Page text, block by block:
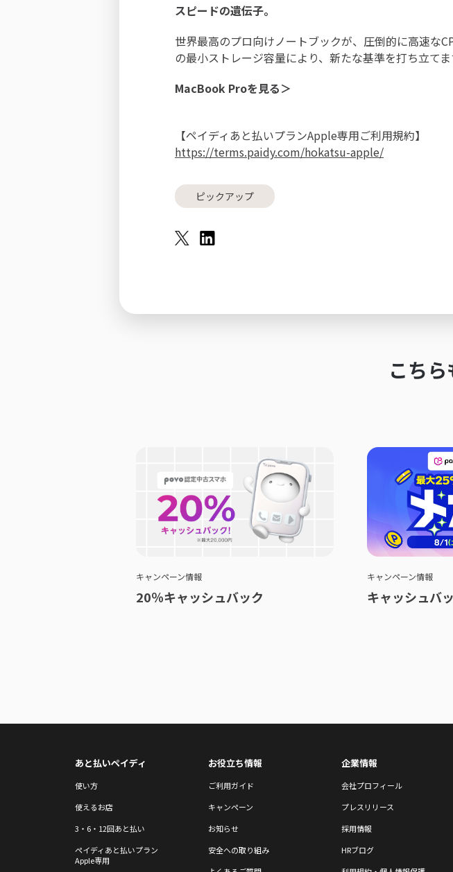
スピードの遺伝子。
世界最高のプロ向けノートブックが、圧倒的に高速な
の最小ストレージ容量により、新たな基準を打ち立てま
MacBook Proを見る＞
【ペイディあと払いプランApple専用ご利用規約】
https://terms.paidy.com/hokatsu-apple/
ピックアップ
こち
キャンペーン情報
20％キャッシュバック
キャンペーン情報
キャッシュバ
あと払いペイディ
使い方
使えるお店
3・6・12回あと払い
ペイディあと払いプラン
Apple専用
お役立ち情報
ご利用ガイド
キャンペーン
お知らせ
安全への取り組み
企業情報
会社プロフィール
プレスリリース
採用情報
HRブログ